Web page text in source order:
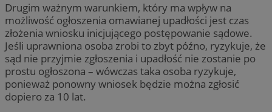
Drugim ważnym warunkiem, który ma wpływ na
możliwość ogłoszenia omawianej upadłości jest czas
złożenia wniosku inicjującego postępowanie sądowe.
Jeśli uprawniona osoba zrobi to zbyt późno, ryzykuje, że
sąd nie przyjmie zgłoszenia i upadłość nie zostanie po
prostu ogłoszona – wówczas taka osoba ryzykuje,
ponieważ ponowny wniosek będzie można zgłosić
dopiero za 10 lat.